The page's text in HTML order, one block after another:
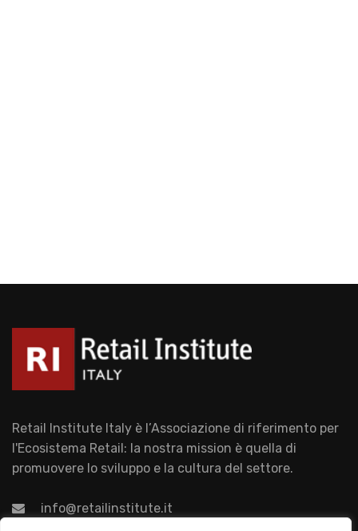
Retail Institute Italy è l’Associazione di riferimento per
l'Ecosistema Retail: la nostra mission è quella di
promuovere lo sviluppo e la cultura del settore.
info@retailinstitute.it